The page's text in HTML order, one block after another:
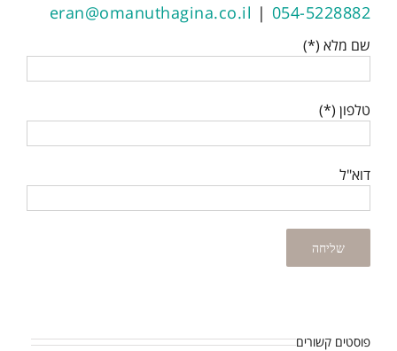
054-5228882
|
eran@omanuthagina.co.il
שם מלא (*)
טלפון (*)
דוא"ל
פוסטים קשורים